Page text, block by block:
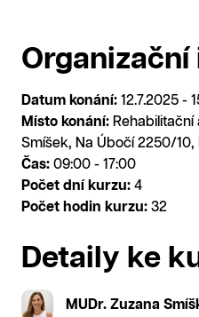
Datum konání: 12.7.2025 -
Místo konání:
Smíšek, Na Úbočí 2250/10,
Čas: 09:00 - 17:00
Počet dní kurzu: 4
Počet hodin kurzu: 32
Detaily ke
MUDr. Zuzana